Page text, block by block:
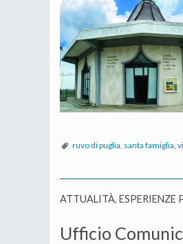
ruvo di puglia santa famiglia
ATTUALITÀ, ESPERIENZE
Ufficio